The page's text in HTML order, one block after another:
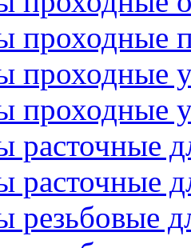
проходные
проходные
проходные
расточные
расточные
резьбовые